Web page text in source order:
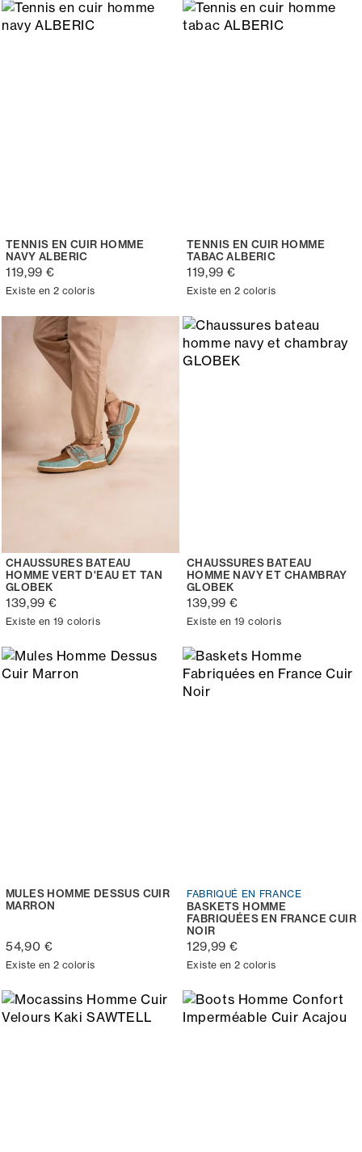
TENNIS EN CUIR HOMME
NAVY ALBERIC
119,99 €
Existe en 2 coloris
TENNIS EN CUIR HOMME
TABAC ALBERIC
119,99 €
Existe en 2 coloris
CHAUSSURES BATEAU
HOMME VERT D'EAU ET TAN
GLOBEK
139,99 €
Existe en 19 coloris
CHAUSSURES BATEAU
HOMME NAVY ET CHAMBRAY
GLOBEK
139,99 €
Existe en 19 coloris
MULES HOMME DESSUS CUIR
MARRON
54,90 €
Existe en 2 coloris
FABRIQUÉ EN FRANCE
BASKETS HOMME
FABRIQUÉES EN FRANCE CUIR
NOIR
129,99 €
Existe en 2 coloris